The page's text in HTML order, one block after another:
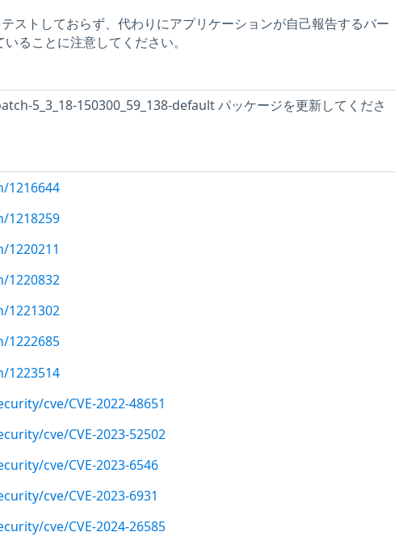
ストしておらず、代わりにアプリケーションが自己報告するバー
ることに注意してください。
5_3_18-150300_59_138-default パッケージを更新してくださ
1216644
1218259
1220211
1220832
1221302
1222685
1223514
cve/CVE-2022-48651
cve/CVE-2023-52502
cve/CVE-2023-6546
cve/CVE-2023-6931
cve/CVE-2024-26585